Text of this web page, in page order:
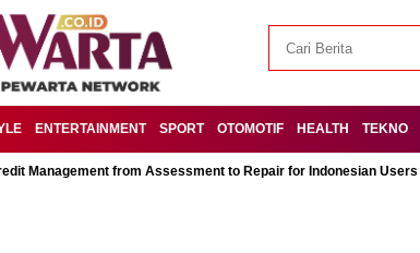
ENTERTAINMENT SPORT OTOMOTIF HEALTH TEKNO
Management from Assessment to Repair for Indonesian Users